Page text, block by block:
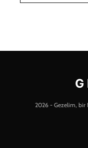
2026 - Gezelim, bir